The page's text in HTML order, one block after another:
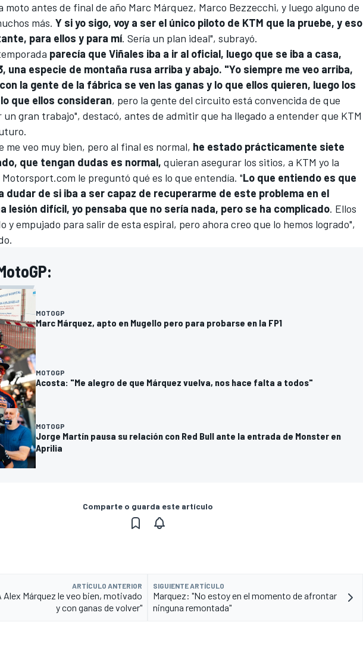
moto antes de final de año Marc Márquez, Marco Bezzecchi, y luego alguno de
más. Y si yo sigo, voy a ser el único piloto de KTM que la pruebe, y eso
para ellos y para mí. Sería un plan ideal", subrayó.
parecía que Viñales iba a ir al oficial, luego que se iba a casa,
, una especie de montaña rusa arriba y abajo. "Yo siempre me veo arriba,
la gente de la fábrica se ven las ganas y lo que ellos quieren, luego los
que ellos consideran, pero la gente del circuito está convencida de que
un gran trabajo", destacó, antes de admitir que ha llegado a entender que KTM
me veo muy bien, pero al final es normal, he estado prácticamente siete
que tengan dudas es normal, quieran asegurar los sitios, a KTM yo la
Motorsport.com le preguntó qué es lo que entendía. "Lo que entiendo es que
dudar de si iba a ser capaz de recuperarme de este problema en el
lesión difícil, yo pensaba que no sería nada, pero se ha complicado. Ellos
y empujado para salir de esta espiral, pero ahora creo que lo hemos logrado",
MOTOGP
Marc Márquez, apto en Mugello pero para probarse en la FP1
MOTOGP
Acosta: "Me alegro de que Márquez vuelva, nos hace falta a todos"
MOTOGP
Jorge Martín pausa su relación con Red Bull ante la entrada de Monster en
Aprilia
Comparte o guarda este artículo
ARTÍCULO ANTERIOR
Alex Márquez le veo bien, motivado
y con ganas de volver"
SIGUIENTE ARTÍCULO
Marquez: "No estoy en el momento de afrontar
ninguna remontada"